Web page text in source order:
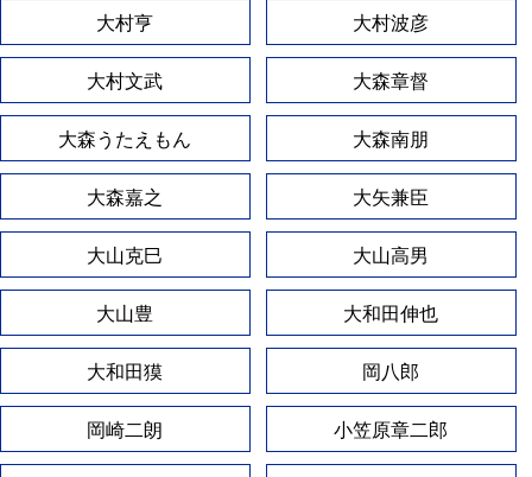
大村亨 大村波彦
大村文武 大森章督
大森うたえもん 大森南朋
大森嘉之 大矢兼臣
大山克巳 大山高男
大山豊 大和田伸也
大和田獏 岡八郎
岡崎二朗 小笠原章二郎